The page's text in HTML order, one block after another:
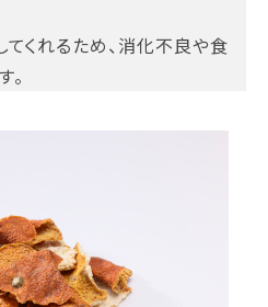
くれるため、消化不良や食